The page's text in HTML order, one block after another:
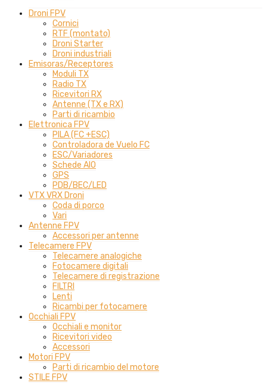
Droni FPV
Cornici
RTF (montato)
Droni Starter
Droni industriali
Emisoras/Receptores
Moduli TX
Radio TX
Ricevitori RX
Antenne (TX e RX)
Parti di ricambio
Elettronica FPV
PILA (FC +ESC)
Controladora de Vuelo FC
ESC/Variadores
Schede AIO
GPS
PDB/BEC/LED
VTX VRX Droni
Coda di porco
Vari
Antenne FPV
Accessori per antenne
Telecamere FPV
Telecamere analogiche
Fotocamere digitali
Telecamere di registrazione
FILTRI
Lenti
Ricambi per fotocamere
Occhiali FPV
Occhiali e monitor
Ricevitori video
Accessori
Motori FPV
Parti di ricambio del motore
STILE FPV